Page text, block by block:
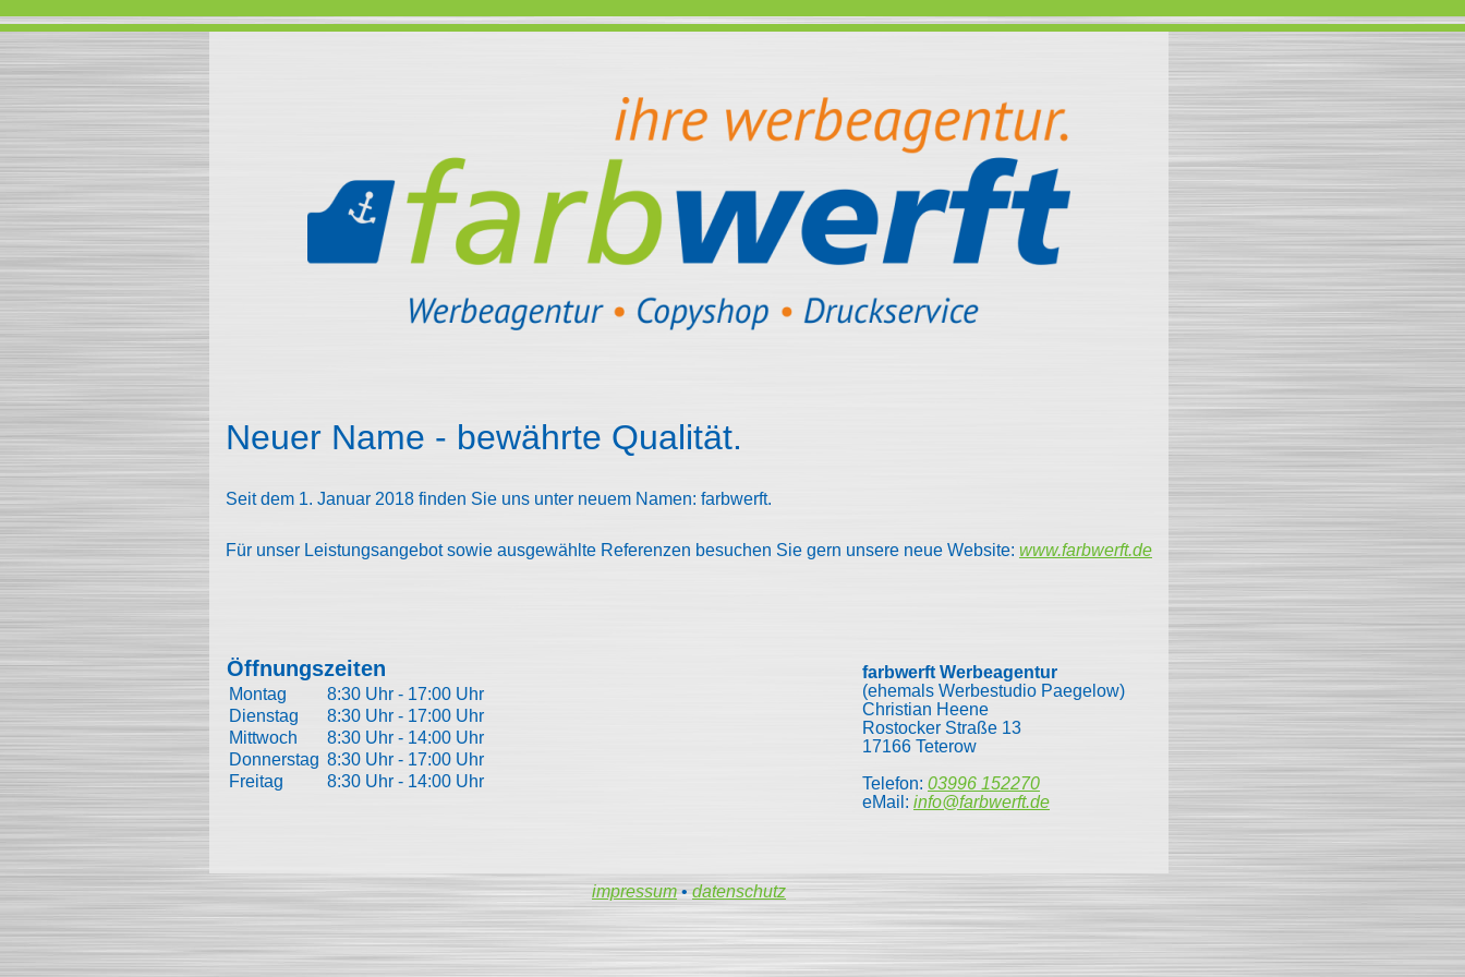
Neuer Name - bewährte Qualität.
Seit dem 1. Januar 2018 finden Sie uns unter neuem Namen: farbwerft.
Für unser Leistungsangebot sowie ausgewählte Referenzen besuchen Sie gern unsere neue Website: www.farbwerft.de
Öffnungszeiten
Montag
8:30 Uhr - 17:00 Uhr
Dienstag
8:30 Uhr - 17:00 Uhr
Mittwoch
8:30 Uhr - 14:00 Uhr
Donnerstag 8:30 Uhr - 17:00 Uhr
Freitag
8:30 Uhr - 14:00 Uhr
farbwerft Werbeagentur
(ehemals Werbestudio Paegelow)
Christian Heene
Rostocker Straße 13
17166 Teterow
Telefon: 03996 152270
eMail: info@farbwerft.de
impressum•datenschutz